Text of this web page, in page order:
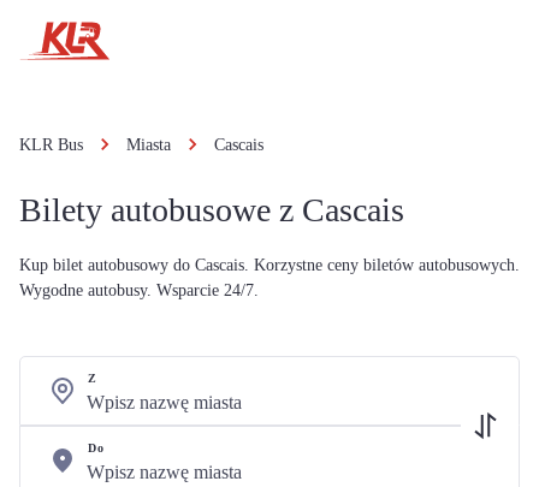
KLR Bus Miasta Cascais
Bilety autobusowe z Cascais
Kup bilet autobusowy do Cascais. Korzystne ceny biletów autobusowych.
Wygodne autobusy. Wsparcie 24/7.
Z
Do